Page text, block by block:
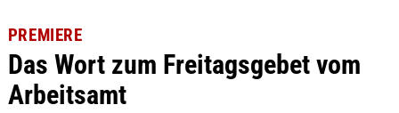
PREMIERE
Das Wort zum Freitagsgebet vom
Arbeitsamt